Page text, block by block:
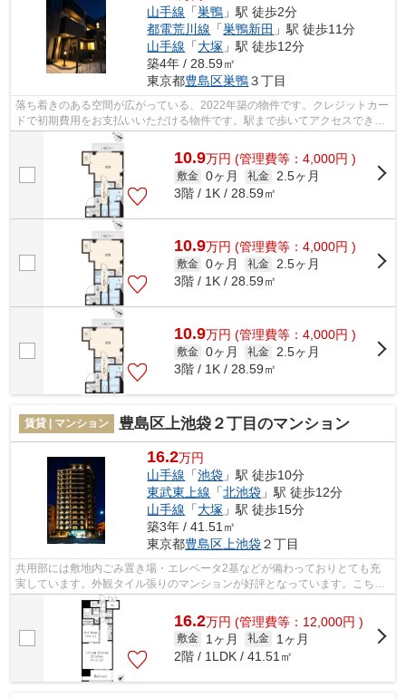
山手線 「巣鴨 」駅 徒歩2分
都電荒川線 「巣鴨新田 」駅 徒歩11分
山手線 「大塚 」駅 徒歩12分
築4年 / 28.59㎡
東京都豊島区巣鴨３丁目
落ち着きのある空間が広がっている、2022年築の物件です。クレジットカー
ドで初期費用をお支払いいただける物件です。駅まで歩いてアクセスでき
る、徒歩2分の距離に立地する物件です。...
10.9万円 (管理費等：4,000円 )
敷金 0ヶ月 礼金
2.5ヶ月
3階 / 1K / 28.59㎡
10.9万円 (管理費等：4,000円 )
敷金 0ヶ月 礼金
2.5ヶ月
3階 / 1K / 28.59㎡
10.9万円 (管理費等：4,000円 )
敷金 0ヶ月 礼金
2.5ヶ月
3階 / 1K / 28.59㎡
賃貸 | マンション 豊島区上池袋２丁目のマンション
16.2万円
山手線 「池袋 」駅 徒歩10分
東武東上線 「北池袋 」駅 徒歩12分
山手線 「大塚 」駅 徒歩15分
築3年 / 41.51㎡
東京都豊島区上池袋２丁目
共用部には敷地内ごみ置き場・エレベータ2基などが備わっておりとても充
実しています。外観タイル張りのマンションが好評となっています。こちら
の物件はマンションです。利便性の高い...
16.2万円 (管理費等：12,000円 )
敷金 1ヶ月 礼金
1ヶ月
2階 / 1LDK / 41.51㎡